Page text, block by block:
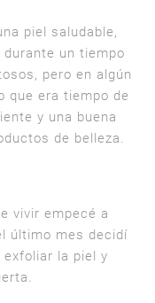
piel saludable,
un tiempo
pero en algún
que era tiempo de
y una buena
de belleza.
vivir empecé a
último mes decidí
exfoliar la piel y